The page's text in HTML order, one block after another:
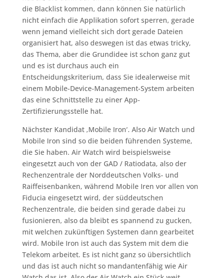
die Blacklist kommen, dann können Sie natürlich
nicht einfach die Applikation sofort sperren, gerade
wenn jemand vielleicht sich dort gerade Dateien
organisiert hat, also deswegen ist das etwas tricky,
das Thema, aber die Grundidee ist schon ganz gut
und es ist durchaus auch ein
Entscheidungskriterium, dass Sie idealerweise mit
einem Mobile-Device-Management-System arbeiten
das eine Schnittstelle zu einer App-
Zertifizierungsstelle hat.
Nächster Kandidat ‚Mobile Iron‘. Also Air Watch und
Mobile Iron sind so die beiden führenden Systeme,
die Sie haben. Air Watch wird beispielsweise
eingesetzt auch von der GAD / Ratiodata, also der
Rechenzentrale der Norddeutschen Volks- und
Raiffeisenbanken, während Mobile Iren vor allen von
Fiducia eingesetzt wird, der süddeutschen
Rechenzentrale, die beiden sind gerade dabei zu
fusionieren, also da bleibt es spannend zu gucken,
mit welchen zukünftigen Systemen dann gearbeitet
wird. Mobile Iron ist auch das System mit dem die
Telekom arbeitet. Es ist nicht ganz so übersichtlich
und das ist auch nicht so mandantenfähig wie Air